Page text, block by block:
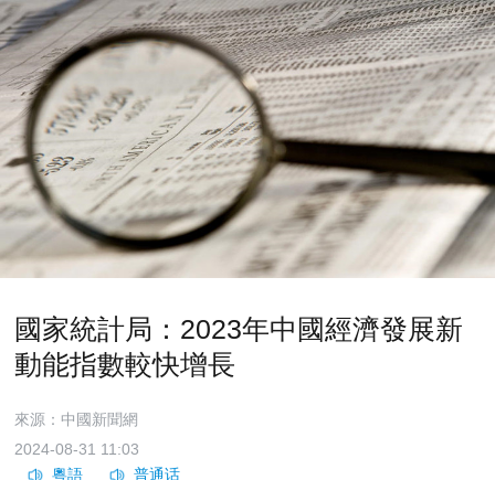
國家統計局：2023年中國經濟發展新
動能指數較快增長
來源：中國新聞網
2024-08-31 11:03